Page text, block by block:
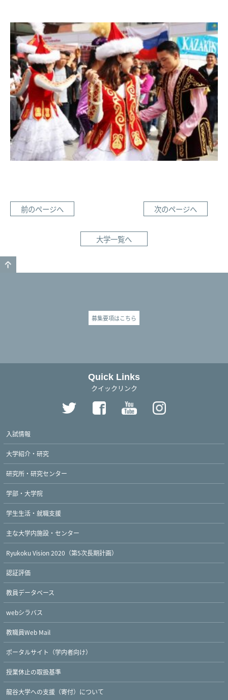
前のページへ 次のページへ
大学一覧へ
募集要項はこちら
Quick Links
クイックリンク
入試情報
大学紹介・研究
研究所・研究センター
学部・大学院
学生生活・就職支援
主な大学内施設・センター
Ryukoku Vision 2020（第5次長期計画）
認証評価
教員データベース
webシラバス
教職員Web Mail
ポータルサイト（学内者向け）
授業休止の取扱基準
龍谷大学への支援（寄付）について